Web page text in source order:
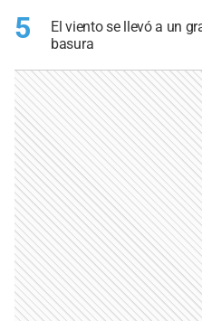
5
El viento se llevó a un
basura